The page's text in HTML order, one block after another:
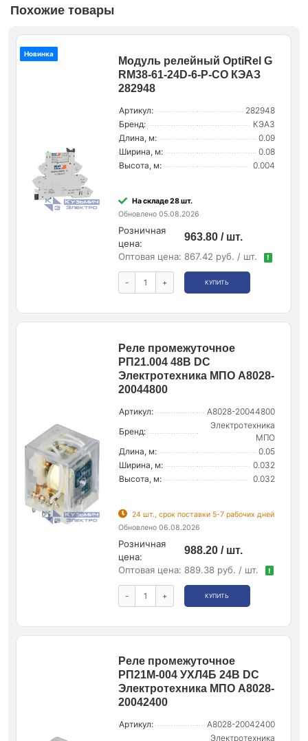
Похожие товары
Новинка
Модуль релейный OptiRel G
RM38-61-24D-6-P-CO КЭАЗ
282948
Артикул:
282948
Бренд:
КЭАЗ
Длина, м:
0.09
Ширина, м:
0.08
Высота, м:
0.004
На складе 28 шт.
Обновлено 05.08.2026
Розничная
цена:
963.80 / шт.
Оптовая цена: 867.42 руб. / шт. !
- + КУПИТЬ
Реле промежуточное
РП21.004 48В DC
Электротехника МПО A8028-
20044800
Артикул:
A8028-20044800
Бренд:
Электротехника
МПО
Длина, м:
0.05
Ширина, м:
0.032
Высота, м:
0.032
24 шт., срок поставки 5-7 рабочих дней
Обновлено 06.08.2026
Розничная
цена:
988.20 / шт.
Оптовая цена: 889.38 руб. / шт. !
- + КУПИТЬ
Реле промежуточное
РП21М-004 УХЛ4Б 24В DC
Электротехника МПО A8028-
20042400
Артикул:
A8028-20042400
Электротехника